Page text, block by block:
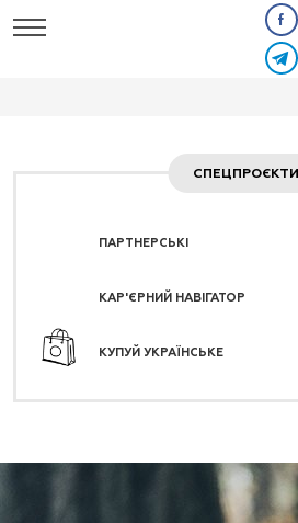
СПЕЦПРОЄКТИ
ПАРТНЕРСЬКІ
КАР'ЄРНИЙ НАВІГАТОР
КУПУЙ УКРАЇНСЬКЕ